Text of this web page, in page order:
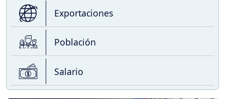
Exportaciones
Población
Salario